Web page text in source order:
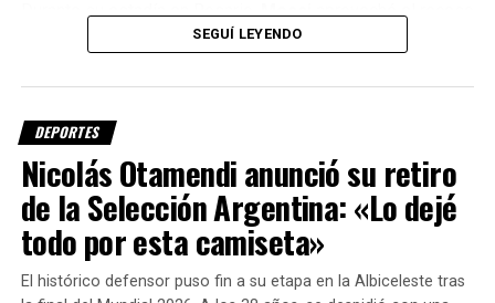
Durante su estadía en Rosario,Messiaprovechó el receso
para compartir tiempo con sus seres queridos,
encuentro deLeones FC, el club del que es propietario y
que actualmente conduce su hermano
El astro argentino disfrutó de unos días de descanso
antes de volver a enfocarse en los compromisos
deportivos con el conjunto estadounidense.
Cuándo podría volver a jugar con
SEGUÍ LEYENDO
DEPORTES
Nicolás Otamendi anunció su retiro
de la Selección Argentina: «Lo dejé
todo por esta camiseta»
El histórico defensor puso fin a su etapa en la Albiceleste tras